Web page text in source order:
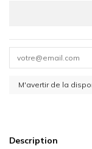
Description